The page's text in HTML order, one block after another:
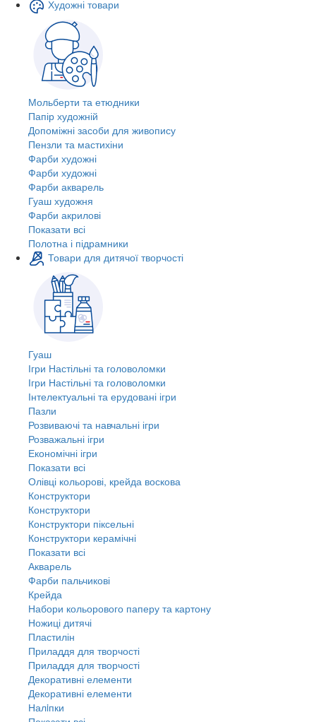
Художні товари
Мольберти та етюдники
Папір художній
Допоміжні засоби для живопису
Пензли та мастихіни
Фарби художні
Фарби художні
Фарби акварель
Гуаш художня
Фарби акрилові
Показати всі
Полотна і підрамники
Товари для дитячої творчості
Гуаш
Ігри Настільні та головоломки
Ігри Настільні та головоломки
Інтелектуальні та ерудовані ігри
Пазли
Розвиваючі та навчальні ігри
Розважальні ігри
Економічні ігри
Показати всі
Олівці кольорові, крейда воскова
Конструктори
Конструктори
Конструктори піксельні
Конструктори керамічні
Показати всі
Акварель
Фарби пальчикові
Крейда
Набори кольорового паперу та картону
Ножиці дитячі
Пластилін
Приладдя для творчості
Приладдя для творчості
Декоративні елементи
Декоративні елементи
Налiпки